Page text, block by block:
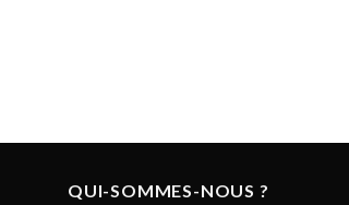
QUI-SOMMES-NOUS ?